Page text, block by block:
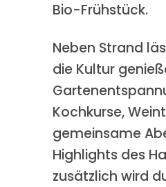
Bio-Frühstück.
Neben Strand
die Kultur
Kochkurse,
gemeinsame
Highlights des
zusätzlich wird